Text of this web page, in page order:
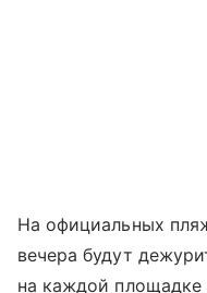
На официальных
вечера будут
на каждой площадке